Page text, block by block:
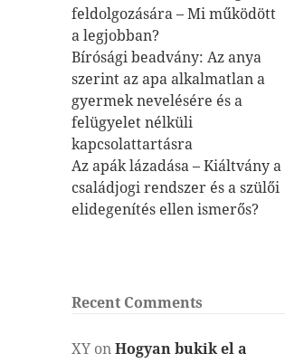
feldolgozására – Mi működött
a legjobban?
Bírósági beadvány: Az anya
szerint az apa alkalmatlan a
gyermek nevelésére és a
felügyelet nélküli
kapcsolattartásra
Az apák lázadása – Kiáltvány a
családjogi rendszer és a szülői
elidegenítés ellen ismerős?
Recent Comments
XY onHogyan bukik el a